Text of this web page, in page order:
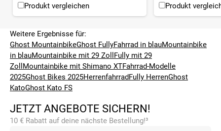
Produkt vergleichen
Produkt
Weitere Ergebnisse für:
Ghost MountainbikeGhost FullyFahrrad in blauMountainbike
in blauMountainbike mit 29 Zoll Fully mit 29
Zoll Mountainbike mit Shimano XTFahrrad-Modelle
2025Ghost Bikes 2025HerrenfahrradFully HerrenGhost
KatoGhost Kato FS
JETZT ANGEBOTE SICHERN!
10 € Rabatt auf deine nächste Bestellung!³